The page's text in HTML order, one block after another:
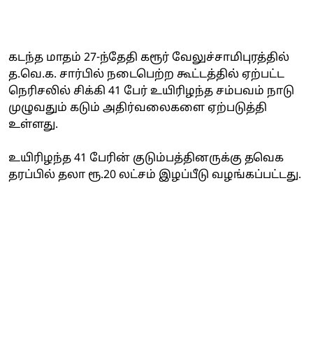
கடந்த மாதம் 27-ந்தேதி கரூர் வேலுச்சாமிபுரத்தில்
த.வெ.க. சார்பில் நடைபெற்ற கூட்டத்தில் ஏற்பட்ட
நெரிசலில் சிக்கி 41 பேர் உயிரிழந்த சம்பவம் நாடு
முழுவதும் கடும் அதிர்வலைகளை ஏற்படுத்தி
உள்ளது.
உயிரிழந்த 41 பேரின் குடும்பத்தினருக்கு தவெக
தரப்பில் தலா ரூ.20 லட்சம் இழப்பீடு வழங்கப்பட்டது.